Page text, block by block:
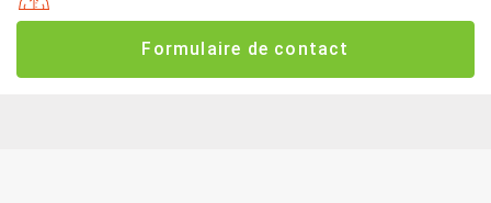
Formulaire de contact